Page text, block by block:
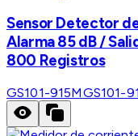
Sensor Detector
Alarma 85 dB /
800 Registros
GS101-915MGS101-